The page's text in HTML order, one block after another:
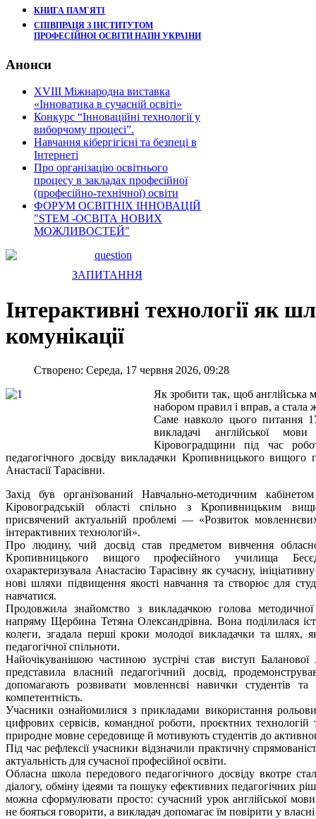
КНИГА ПАМ`ЯТІ
СПІВПРАЦЯ З ІНСТИТУТОМ
ПРОФЕСІЙНОІ ОСВІТИ НАПН УКРАІНИ
Анонси
XVIII Міжнародна виставка
«Інноватика в сучасній освіті»
Конкурс “Інноваційні технології у
виборчому процесі”.
Навчання кібергігієні та безпеці в
Інтернеті
Про організацію освітнього
процесу в закладах професійної
(професійно-технічної) освіти
ФОРУМ ОСВІТНІХ ІННОВАЦІЙ
"STEM -ОСВІТА НОВИХ
МОЖЛИВОСТЕЙ"
ЗАПИТАННЯ
Інтерактивні технології як
комунікації
Створено: Середа, 17 червня 2026, 09:28
Як зробити так, щоб англійська
набором правил і вправ, а стала
Саме навколо цього питання
викладачі англійської
Кіровоградщини під час
педагогічного досвіду викладачки Кропивницького вищого
Анастасії Тарасівни.
Захід був організований Навчально-методичним
Кіровоградській області спільно з Кропивницьким
присвячений актуальній проблемі — «Розвиток
інтерактивних технологій».
Про людину, чий досвід став предметом вивчення
Кропивницького вищого професійного училища
охарактеризувала Анастасію Тарасівну як сучасну,
нові шляхи підвищення якості навчання та створює для
навчатися.
Продовжила знайомство з викладачкою голова методичної
напряму Щербина Тетяна Олександрівна. Вона поділилася
колеги, згадала перші кроки молодої викладачки та шлях,
педагогічної спільноти.
Найочікуванішою частиною зустрічі став виступ Баланової
представила власний педагогічний досвід,
допомагають розвивати мовленнєві навички студентів
компетентність.
Учасники ознайомилися з прикладами використання
цифрових сервісів, командної роботи, проєктних
природне мовне середовище й мотивують студентів до
Під час рефлексії учасники відзначили практичну
актуальність для сучасної професійної освіти.
Обласна школа передового педагогічного досвіду вкотре
діалогу, обміну ідеями та пошуку ефективних педагогічних
можна сформулювати просто: сучасний урок англійської
не бояться говорити, а викладач допомагає їм повірити у